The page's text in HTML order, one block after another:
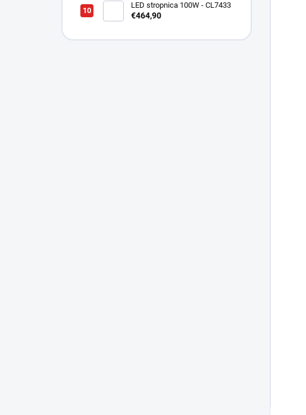
LED stropnica 100W - CL7433
€464,90